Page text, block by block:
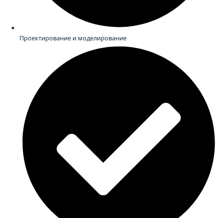
Проектирование и моделирование